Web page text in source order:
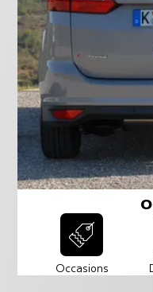
Occasions